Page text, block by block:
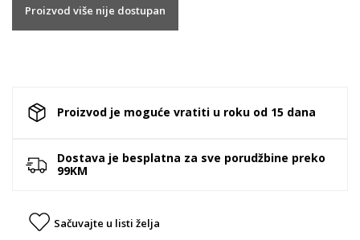
Proizvod više nije dostupan
Proizvod je moguće vratiti u roku od 15 dana
Dostava je besplatna za sve porudžbine preko
99KM
Sačuvajte u listi želja